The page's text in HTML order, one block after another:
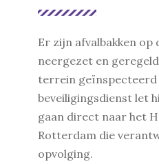
Er zijn afvalbakken op
neergezet en
terrein geïnspecteerd
beveiligingsdienst let
gaan direct naar het
Rotterdam die
opvolging.